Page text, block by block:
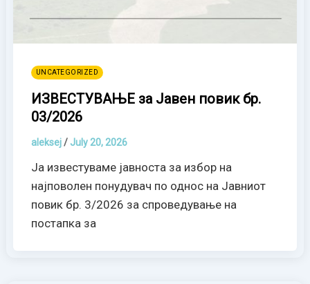
UNCATEGORIZED
ИЗВЕСТУВАЊЕ за Јавен повик бр.
03/2026
aleksej/ July 20, 2026
Ја известуваме јавноста за избор на
најповолен понудувач по однос на Јавниот
повик бр. 3/2026 за спроведување на
постапка за